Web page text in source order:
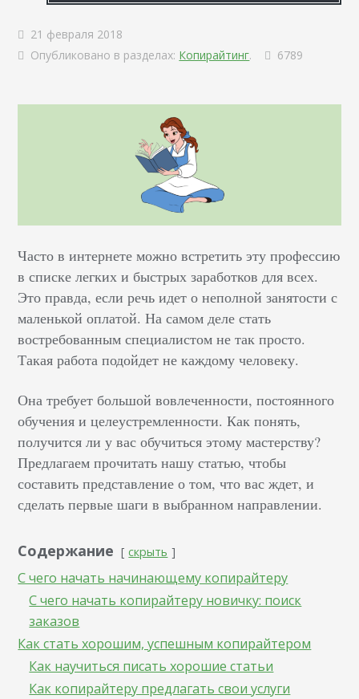
21 февраля 2018
Опубликовано в разделах: Копирайтинг. 6789
Часто в интернете можно встретить эту профессию
в списке легких и быстрых заработков для всех.
Это правда, если речь идет о неполной занятости с
маленькой оплатой. На самом деле стать
востребованным специалистом не так просто.
Такая работа подойдет не каждому человеку.
Она требует большой вовлеченности, постоянного
обучения и целеустремленности. Как понять,
получится ли у вас обучиться этому мастерству?
Предлагаем прочитать нашу статью, чтобы
составить представление о том, что вас ждет, и
сделать первые шаги в выбранном направлении.
Содержание скрыть
С чего начать начинающему копирайтеру
С чего начать копирайтеру новичку: поиск
заказов
Как стать хорошим, успешным копирайтером
Как научиться писать хорошие статьи
Как копирайтеру предлагать свои услуги